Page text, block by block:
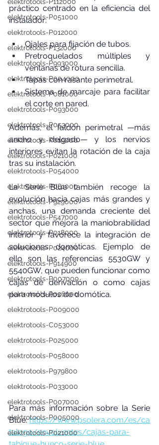
elektrotools-P051000
elektrotools-P012000
elektrotools-P132000
elektrotools-P993000
elektrotools-P004000
elektrotools-P081000
elektrotools-P093000
elektrotools-P053000
elektrotools-P019000
elektrotools-P021000
elektrotools-P054000
elektrotools-P081000
elektrotools-P929000
elektrotools-P547000
elektrotools-P018000
elektrotools-P024000
elektrotools-P914900
elektrotools-P007000
elektrotools-P026000
elektrotools-P009000
elektrotools-C053000
elektrotools-P025000
elektrotools-P058000
elektrotools-P979800
elektrotools-P033000
elektrotools-P007000
elektrotools-P005000
elektrotools-P021000
práctico centrado en la eficiencia del
instalador:
Ojales para fijación de tubos.
Pretroquelados múltiples y
ventanas de rotura sencilla.
Tapas con rasante perimetral.
Sistema de marcaje para facilitar
el corte en pared.
Además, el faldón perimetral —más
ancho y delgado— y los nervios
interiores evitan la rotación de la caja
tras su instalación.
La Serie Blue también recoge la
evolución hacia cajas más grandes y
anchas, una demanda creciente del
sector que mejora la maniobrabilidad
interior y favorece la integración de
soluciones domóticas. Ejemplo de
ello son las referencias 5530GW y
5540GW, que pueden funcionar como
cajas de derivación o como cajas
para módulos de domótica.
Para más información sobre la Serie
Blue: https://www.psolera.com/es/ca
talogo/envolventes/cajas-para-